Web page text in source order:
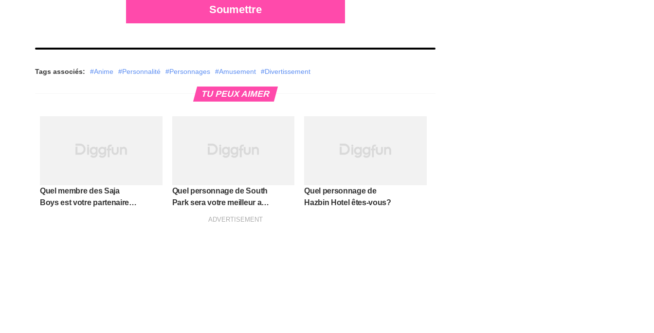
Soumettre
Tags associés: #Anime #Personnalité #Personnages #Amusement #Divertissement
TU PEUX AIMER
Quel membre des Saja
Boys est votre partenaire
Quel personnage de South
Park sera votre meilleur ami
Quel personnage de
Hazbin Hotel êtes-vous?
ADVERTISEMENT